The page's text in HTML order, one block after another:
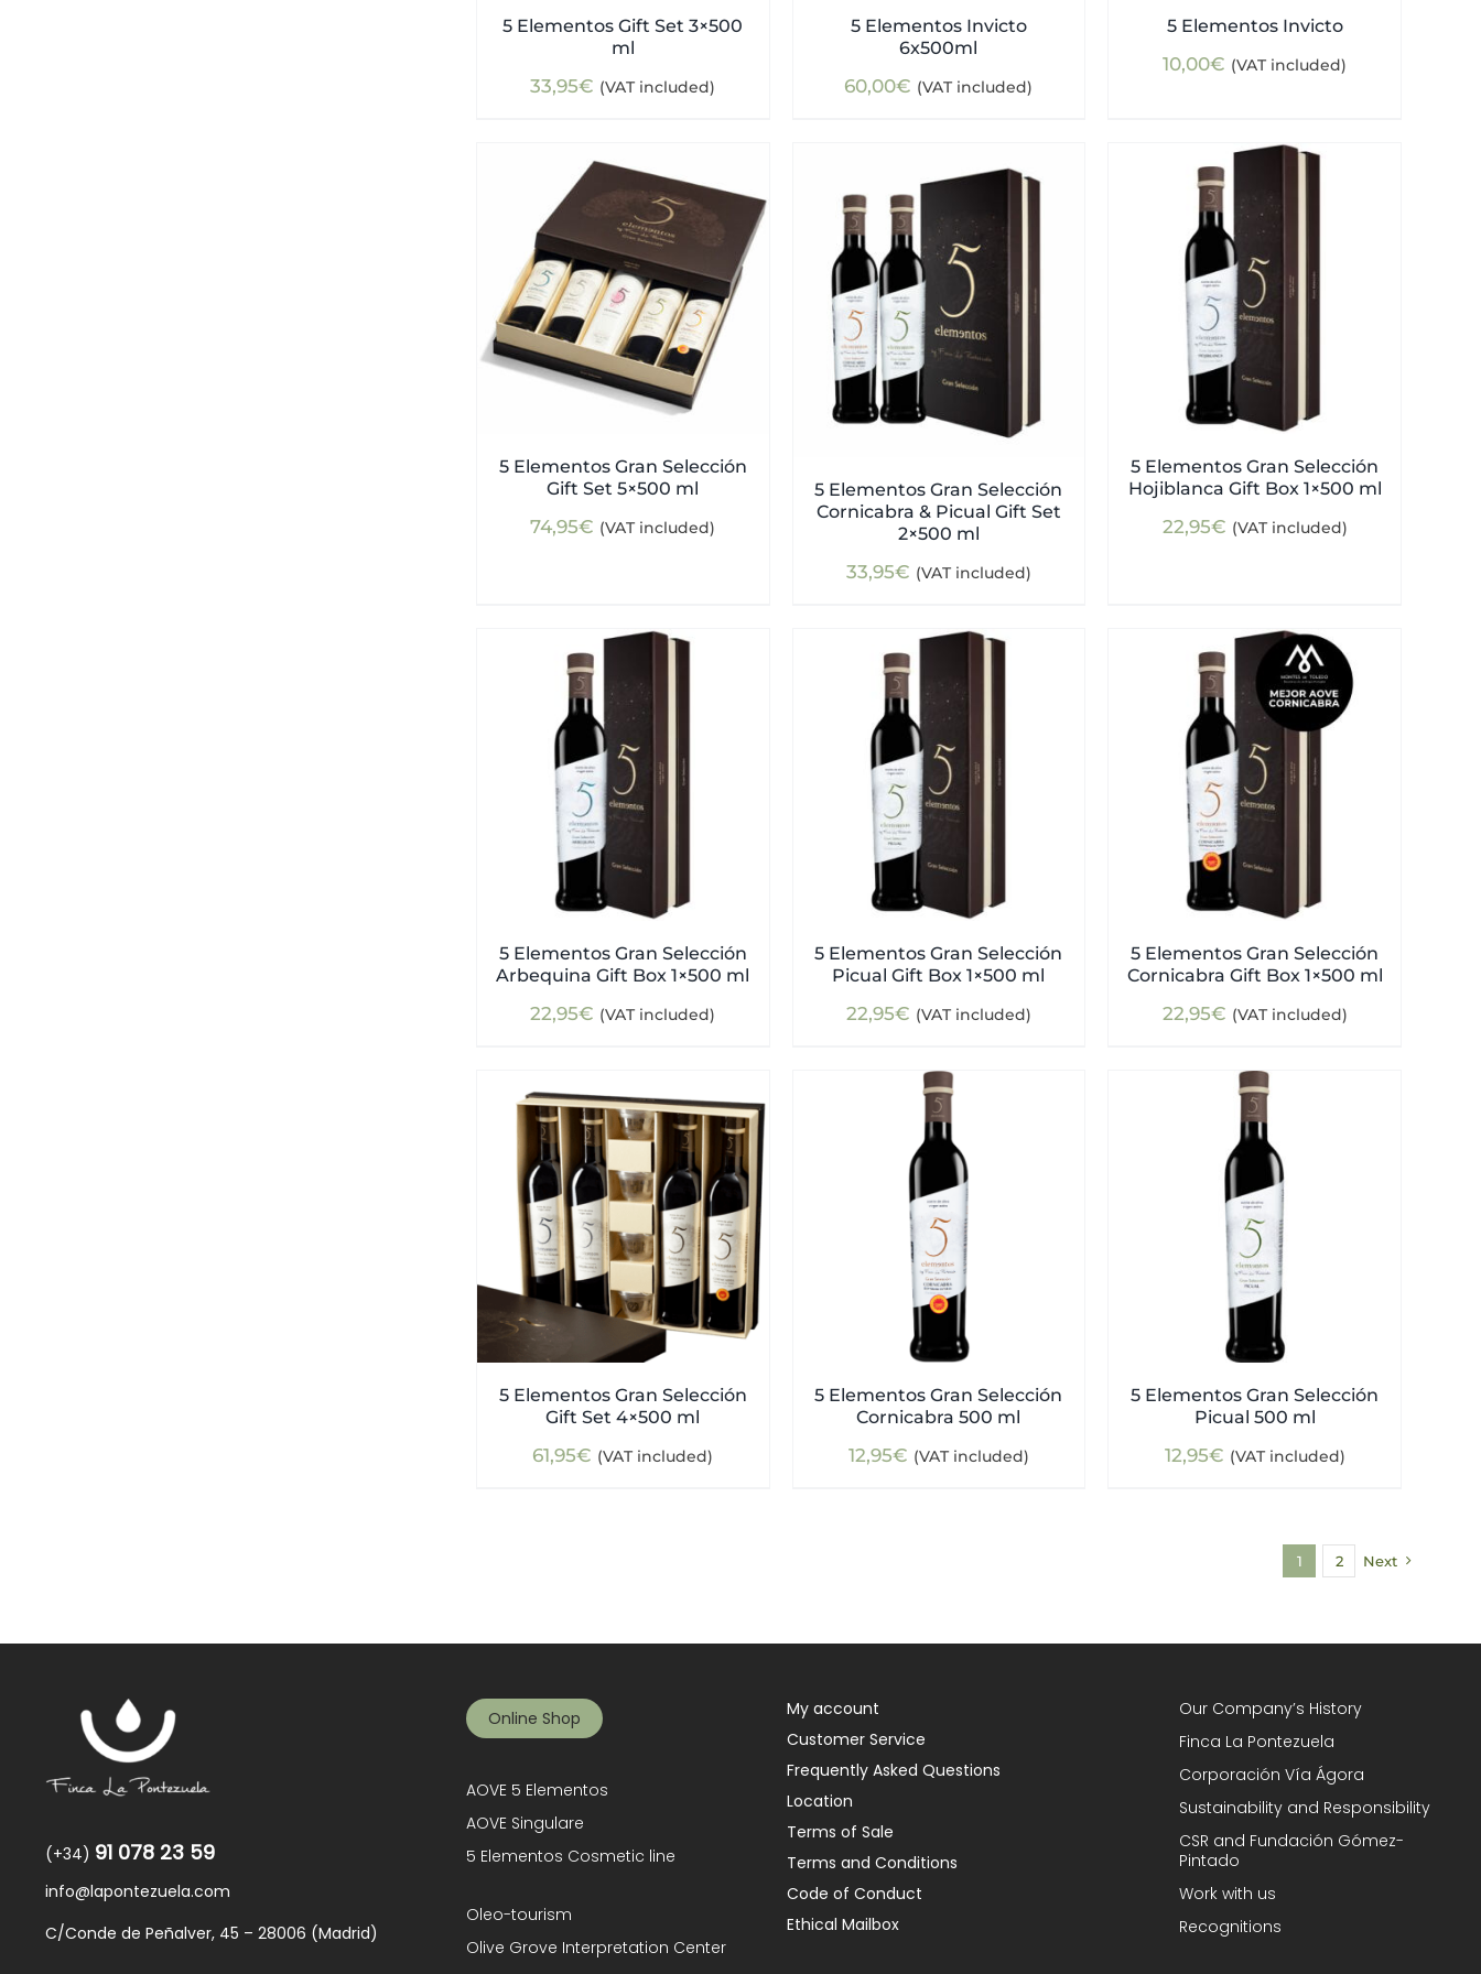
5 Elementos Gift Set 3×500
ml
33,95€ (VAT included)
5 Elementos Invicto
6x500ml
60,00€ (VAT included)
5 Elementos Invicto
10,00€ (VAT included)
5 Elementos Gran Selección
Gift Set 5×500 ml
74,95€ (VAT included)
5 Elementos Gran Selección
Cornicabra & Picual Gift Set
2×500 ml
33,95€ (VAT included)
5 Elementos Gran Selección
Hojiblanca Gift Box 1×500 ml
22,95€ (VAT included)
5 Elementos Gran Selección
Arbequina Gift Box 1×500 ml
22,95€ (VAT included)
5 Elementos Gran Selección
Picual Gift Box 1×500 ml
22,95€ (VAT included)
5 Elementos Gran Selección
Cornicabra Gift Box 1×500 ml
22,95€ (VAT included)
5 Elementos Gran Selección
Gift Set 4×500 ml
61,95€ (VAT included)
5 Elementos Gran Selección
Cornicabra 500 ml
12,95€ (VAT included)
5 Elementos Gran Selección
Picual 500 ml
12,95€ (VAT included)
1 2 Next
(+34) 91 078 23 59
info@lapontezuela.com
C/Conde de Peñalver, 45 – 28006 (Madrid)
Online Shop
AOVE 5 Elementos
AOVE Singulare
5 Elementos Cosmetic line
Oleo-tourism
Olive Grove Interpretation Center
My account
Customer Service
Frequently Asked Questions
Location
Terms of Sale
Terms and Conditions
Code of Conduct
Ethical Mailbox
Our Company’s History
Finca La Pontezuela
Corporación Vía Ágora
Sustainability and Responsibility
CSR and Fundación Gómez-
Pintado
Work with us
Recognitions